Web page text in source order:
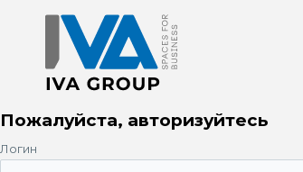
Пожалуйста, авторизуйтесь
Логин